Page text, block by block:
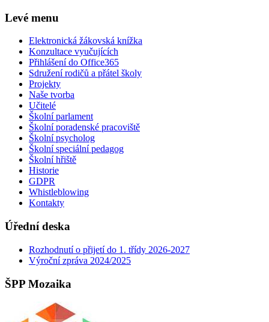
Levé menu
Elektronická žákovská knížka
Konzultace vyučujících
Přihlášení do Office365
Sdružení rodičů a přátel školy
Projekty
Naše tvorba
Učitelé
Školní parlament
Školní poradenské pracoviště
Školní psycholog
Školní speciální pedagog
Školní hřiště
Historie
GDPR
Whistleblowing
Kontakty
Úřední deska
Rozhodnutí o přijetí do 1. třídy 2026-2027
Výroční zpráva 2024/2025
ŠPP Mozaika